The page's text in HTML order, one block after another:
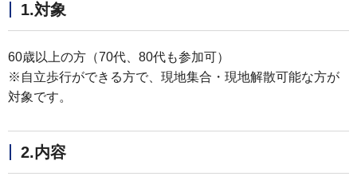
1.対象
60歳以上の方（70代、80代も参加可）
※自立歩行ができる方で、現地集合・現地解散可能な方が
対象です。
2.内容